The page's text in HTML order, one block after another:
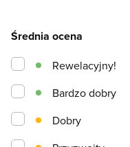
Średnia ocena
Dobry
Bardzo dobry
Rewelacyjny!